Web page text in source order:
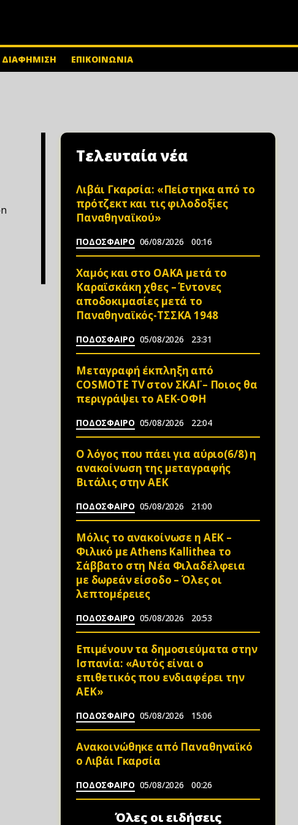
ΔΙΑΦΗΜΙΣΗ ΕΠΙΚΟΙΝΩΝΙΑ
Τελευταία νέα
Λιβάι Γκαρσία: «Πείστηκα από το
πρότζεκτ και τις φιλοδοξίες
Παναθηναϊκού»
ΠΟΔΟΣΦΑΙΡΟ 06/08/2026 00:16
Χαμός και στο ΟΑΚΑ μετά το
Καραϊσκάκη χθες – Έντονες
αποδοκιμασίες μετά το
Παναθηναϊκός-ΤΣΣΚΑ 1948
ΠΟΔΟΣΦΑΙΡΟ 05/08/2026 23:31
Μεταγραφή έκπληξη από
COSMOTE TV στον ΣΚΑΪ – Ποιος θα
περιγράψει το ΑΕΚ-ΟΦΗ
ΠΟΔΟΣΦΑΙΡΟ 05/08/2026 22:04
Ο λόγος που πάει για αύριο(6/8) η
ανακοίνωση της μεταγραφής
Βιτάλις στην ΑΕΚ
ΠΟΔΟΣΦΑΙΡΟ 05/08/2026 21:00
Μόλις το ανακοίνωσε η ΑΕΚ –
Φιλικό με Athens Kallithea το
Σάββατο στη Νέα Φιλαδέλφεια
με δωρεάν είσοδο – Όλες οι
λεπτομέρειες
ΠΟΔΟΣΦΑΙΡΟ 05/08/2026 20:53
Επιμένουν τα δημοσιεύματα στην
Ισπανία: «Αυτός είναι ο
επιθετικός που ενδιαφέρει την
ΑΕΚ»
ΠΟΔΟΣΦΑΙΡΟ 05/08/2026 15:06
Ανακοινώθηκε από Παναθηναϊκό
ο Λιβάι Γκαρσία
ΠΟΔΟΣΦΑΙΡΟ 05/08/2026 00:26
Όλες οι ειδήσεις